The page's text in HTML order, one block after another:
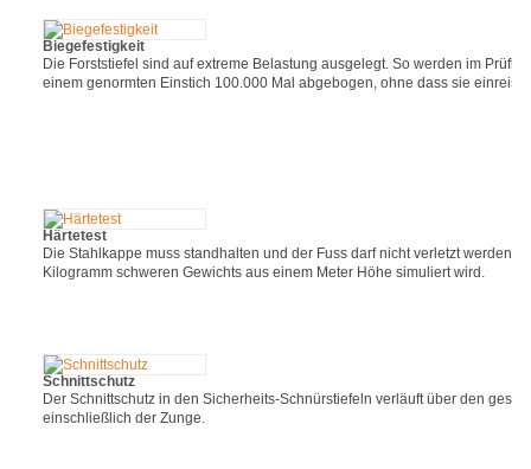
Biegefestigkeit
Die Forststiefel sind auf extreme Belastung ausgelegt. So werden im
einem genormten Einstich 100.000 Mal abgebogen, ohne dass sie
Härtetest
Die Stahlkappe muss standhalten und der Fuss darf nicht verletzt werden,
Kilogramm schweren Gewichts aus einem Meter Höhe simuliert wird.
Schnittschutz
Der Schnittschutz in den Sicherheits-Schnürstiefeln verläuft über den
einschließlich der Zunge.